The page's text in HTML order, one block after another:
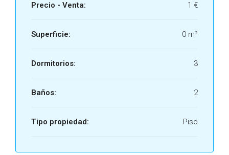
Precio - Venta: 1 €
Superficie: 0 m²
Dormitorios: 3
Baños: 2
Tipo propiedad: Piso